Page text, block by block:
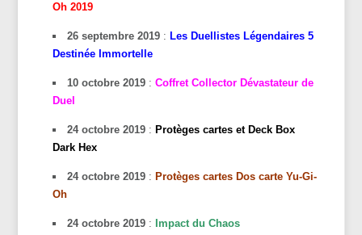
Oh 2019
26 septembre 2019 : Les Duellistes Légendaires 5
Destinée Immortelle
10 octobre 2019 :Coffret Collector Dévastateur de
Duel
24 octobre 2019 : Protèges cartes et Deck Box
Dark Hex
24 octobre 2019 : Protèges cartes Dos carte Yu-Gi-
Oh
24 octobre 2019 : Impact du Chaos